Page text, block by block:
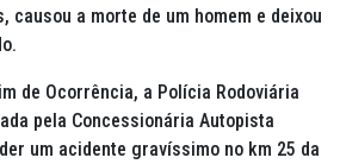
causou a morte de um homem e deixou
de Ocorrência, a Polícia Rodoviária
pela Concessionária Autopista
um acidente gravíssimo no km 25 da